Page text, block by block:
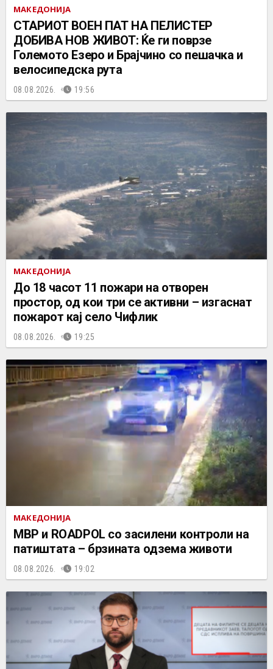
МАКЕДОНИЈА
СТАРИОТ ВОЕН ПАТ НА ПЕЛИСТЕР
ДОБИВА НОВ ЖИВОТ: Ќе ги поврзе
Големото Езеро и Брајчино со пешачка и
велосипедска рута
08.08.2026. 19:56
МАКЕДОНИЈА
До 18 часот 11 пожари на отворен
простор, од кои три се активни – изгаснат
пожарот кај село Чифлик
08.08.2026. 19:25
МАКЕДОНИЈА
МВР и ROADPOL со засилени контроли на
патиштата – брзината одзема животи
08.08.2026. 19:02